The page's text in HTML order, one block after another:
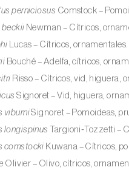
perniciosus Comstock –
beckii Newman – Cítricos,
Lucas – Cítricos, ornamentales.
Bouché – Adelfa, cítricos,
Risso – Cítricos, vid, higuera,
Signoret – Vid, higuera,
viburniSignoret – Pomoideas,
longispinus
Targioni‑Tozzetti –
comstocki Kuwana – Cítricos,
Olivier – Olivo, cítricos,